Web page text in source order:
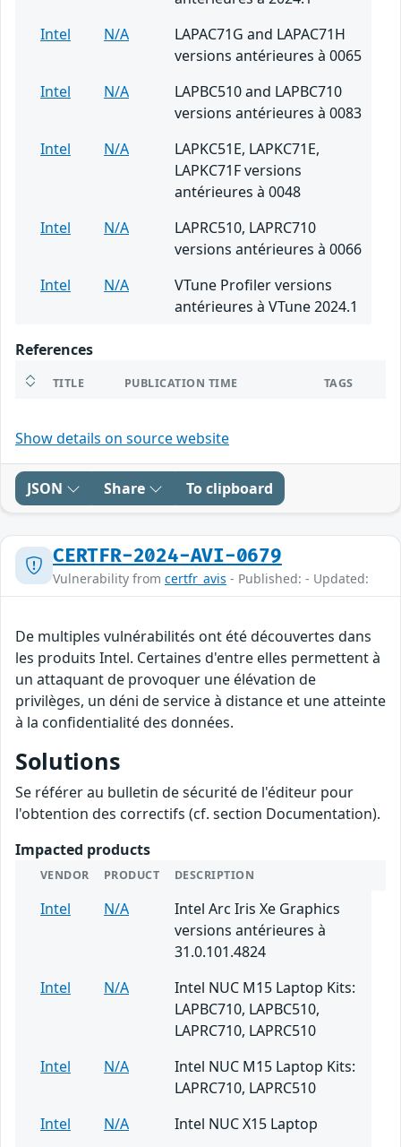
Intel
N/A
LAPAC71G and LAPAC71H
versions antérieures à 0065
Intel
N/A
LAPBC510 and LAPBC710
versions antérieures à 0083
Intel
N/A
LAPKC51E, LAPKC71E,
LAPKC71F versions
antérieures à 0048
Intel
N/A
LAPRC510, LAPRC710
versions antérieures à 0066
Intel
N/A
VTune Profiler versions
antérieures à VTune 2024.1
References
TITLE PUBLICATION TIME TAGS
Show details on source website
JSON Share To clipboard
CERTFR-2024-AVI-0679
Vulnerability from certfr_avis - Published: - Updated:
De multiples vulnérabilités ont été découvertes dans
les produits Intel. Certaines d'entre elles permettent à
un attaquant de provoquer une élévation de
privilèges, un déni de service à distance et une atteinte
à la confidentialité des données.
Solutions
Se référer au bulletin de sécurité de l'éditeur pour
l'obtention des correctifs (cf. section Documentation).
Impacted products
VENDOR PRODUCT DESCRIPTION
Intel N/A
Intel Arc Iris Xe Graphics
versions antérieures à
31.0.101.4824
Intel
N/A
Intel NUC M15 Laptop Kits:
LAPBC710, LAPBC510,
LAPRC710, LAPRC510
Intel
N/A
Intel NUC M15 Laptop Kits:
LAPRC710, LAPRC510
Intel
N/A
Intel NUC X15 Laptop